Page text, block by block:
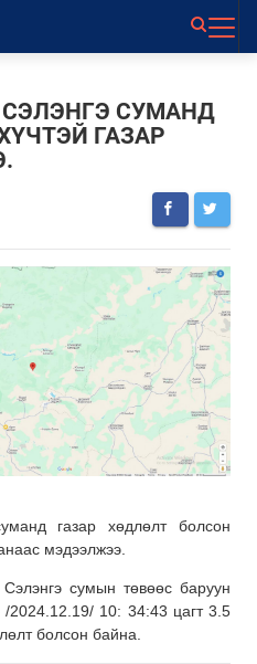
СУМАНД
ГАЗАР
газар хөдлөлт болсон
мэдээлжээ.
сумын төвөөс баруун
2024.12.19/ 10: 34:43 цагт 3.5
болсон байна.